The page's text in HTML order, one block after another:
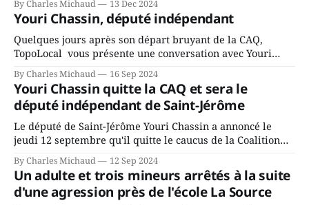
fait l’annonce en s’adressant aux employés de la ville,
rassemblés en soirée pour leur traditionnel souper
By Charles Michaud 13 Dec 2024
Youri Chassin, député indépendant
Quelques jours après son départ bruyant de la CAQ,
TopoLocal vous présente une conversation avec Youri
Chassin. Nous avons causé de sa décision. Y songeait-il
depuis longtemps? Sera-t-il candidat indépendant dans 2
ans? Joindrait-il un autre parti, par exemple les
conservateurs d’Éric Duhaime? Que lui
By Charles Michaud 16 Sep 2024
Youri Chassin quitte la CAQ et sera le
député indépendant de Saint-Jérôme
Le député de Saint-Jérôme Youri Chassin a annoncé le
jeudi 12 septembre qu'il quitte le caucus de la Coalition
Avenir Québec de François Legault parce qu'il est déçu du
gouvernement de la CAQ, surtout de son incapacité, qu'il
juge chronique, à offrir des
By Charles Michaud 12 Sep 2024
Un adulte et trois mineurs arrêtés à la suite
d'une agression près de l'école La Source